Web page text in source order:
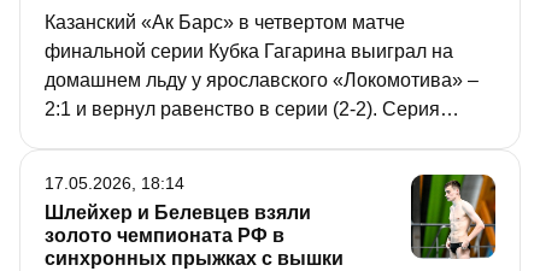
Казанский «Ак Барс» в четвертом матче
финальной серии Кубка Гагарина выиграл на
домашнем льду у ярославского «Локомотива» –
2:1 и вернул равенство в серии (2-2). Серия
качелях, которые сопровождали почти все игры
Кубка, – в репортаже «РТ».
Шлейхер и Белевцев взяли
золото чемпионата РФ в
синхронных прыжках с вышки
17.05.2026, 18:14